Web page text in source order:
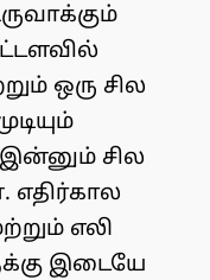
ஒரு சில
சில
எலி
இடையே